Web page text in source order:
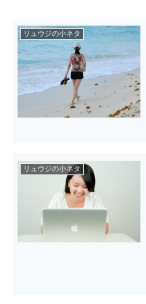
リュウジの小ネタ
リュウジの小ネタ